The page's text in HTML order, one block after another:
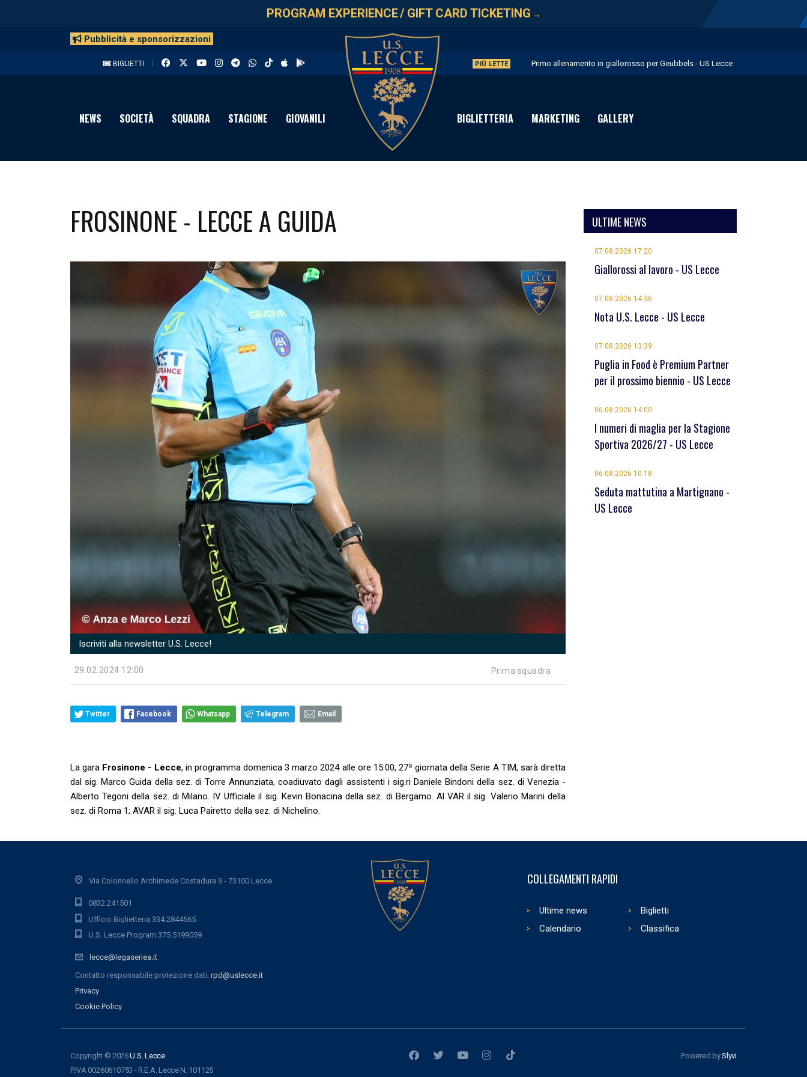
PROGRAM EXPERIENCE/ GIFT CARD TICKETING →
Pubblicità e sponsorizzazioni
BIGLIETTI PIÙ LETTE Primo allenamento in giallorosso per Geubbels - US Lecce
Seduta mattutina a Martignano - US Lecce
Puglia in Food è Premium Partner per il prossimo biennio - US Lecce
NEWS SOCIETÀ SQUADRA STAGIONE GIOVANILI BIGLIETTERIA MARKETING GALLERY
FROSINONE - LECCE A GUIDA
Iscriviti alla newsletter U.S. Lecce!
29.02.2024 12:00 Prima squadra
Twitter Facebook Whatsapp Telegram Email
La gara Frosinone - Lecce, in programma domenica 3 marzo 2024 alle ore 15:00, 27ª giornata della Serie A TIM, sarà diretta
dal sig. Marco Guida della sez. di Torre Annunziata, coadiuvato dagli assistenti i sig.ri Daniele Bindoni della sez. di Venezia -
Alberto Tegoni della sez. di Milano. IV Ufficiale il sig. Kevin Bonacina della sez. di Bergamo. Al VAR il sig. Valerio Marini della
sez. di Roma 1; AVAR il sig. Luca Pairetto della sez. di Nichelino.
ULTIME NEWS
07.08.2026 17:20
Giallorossi al lavoro - US Lecce
07.08.2026 14:36
Nota U.S. Lecce - US Lecce
07.08.2026 13:39
Puglia in Food è Premium Partner
per il prossimo biennio - US Lecce
06.08.2026 14:00
I numeri di maglia per la Stagione
Sportiva 2026/27 - US Lecce
06.08.2026 10:18
Seduta mattutina a Martignano -
US Lecce
Via Colonnello Archimede Costadura 3 - 73100 Lecce
0832.241501
Ufficio Biglietteria 334.2844565
U.S. Lecce Program 375.5199059
lecce@legaseriea.it
Contatto responsabile protezione dati: rpd@uslecce.it
Privacy
Cookie Policy
COLLEGAMENTI RAPIDI
Ultime news
Biglietti
Calendario
Classifica
Copyright © 2026U.S. Lecce.
P.IVA 00260610753 - R.E.A. Lecce N. 101125
Powered bySlyvi